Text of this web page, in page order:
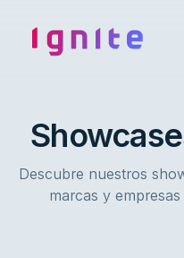
Ignite • Video
Descubre nuestros
marcas y